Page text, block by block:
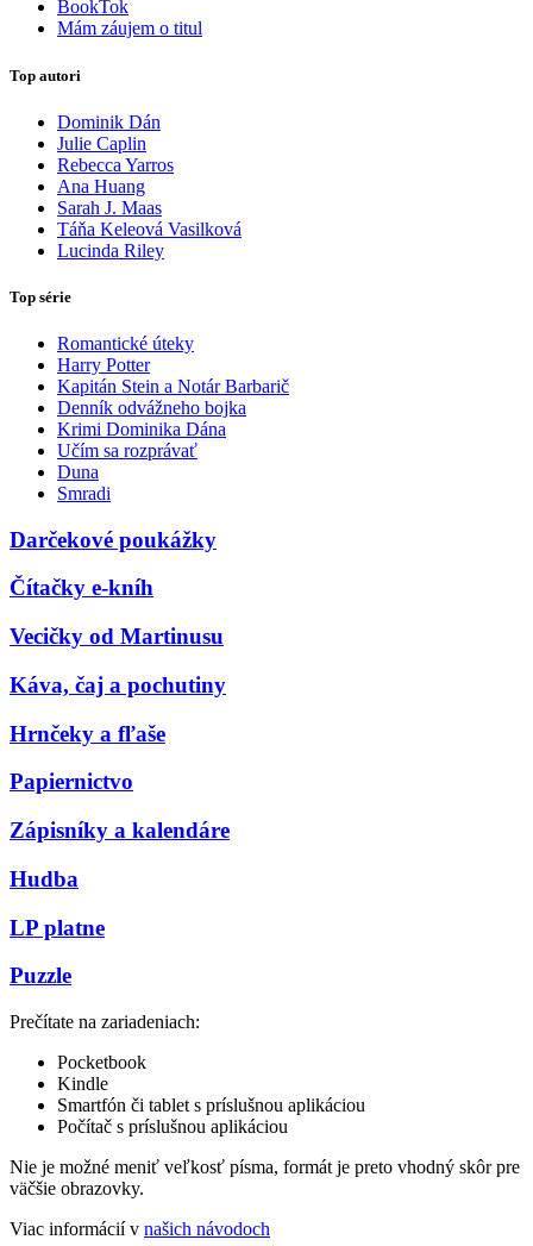
BookTok
Mám záujem o titul
Top autori
Dominik Dán
Julie Caplin
Rebecca Yarros
Ana Huang
Sarah J. Maas
Táňa Keleová Vasilková
Lucinda Riley
Top série
Romantické úteky
Harry Potter
Kapitán Stein a Notár Barbarič
Denník odvážneho bojka
Krimi Dominika Dána
Učím sa rozprávať
Duna
Smradi
Darčekové poukážky
Čítačky e-kníh
Vecičky od Martinusu
Káva, čaj a pochutiny
Hrnčeky a fľaše
Papiernictvo
Zápisníky a kalendáre
Hudba
LP platne
Puzzle
Prečítate na zariadeniach:
Pocketbook
Kindle
Smartfón či tablet s príslušnou aplikáciou
Počítač s príslušnou aplikáciou
Nie je možné meniť veľkosť písma, formát je preto vhodný skôr pre
väčšie obrazovky.
Viac informácií v našich návodoch